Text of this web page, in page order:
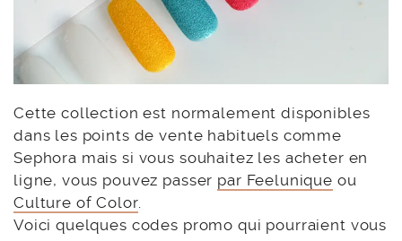
Cette collection est normalement disponibles
dans les points de vente habituels comme
Sephora mais si vous souhaitez les acheter en
ligne, vous pouvez passer par Feelunique ou
Culture of Color.
Voici quelques codes promo qui pourraient vous